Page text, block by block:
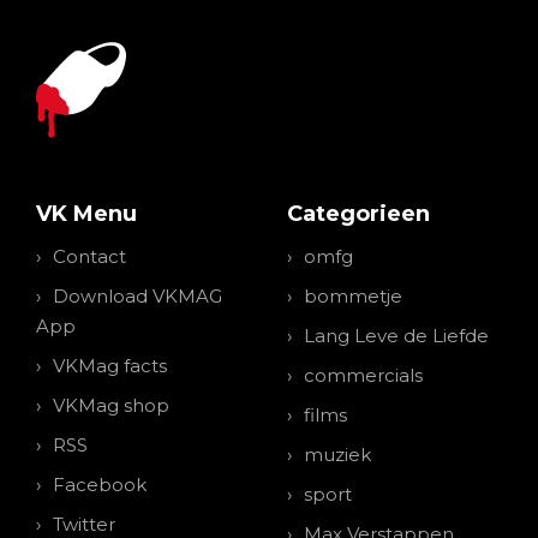
VK Menu
Contact
Download VKMAG
App
VKMag facts
VKMag shop
RSS
Facebook
Twitter
Categorieen
omfg
bommetje
Lang Leve de Liefde
commercials
films
muziek
sport